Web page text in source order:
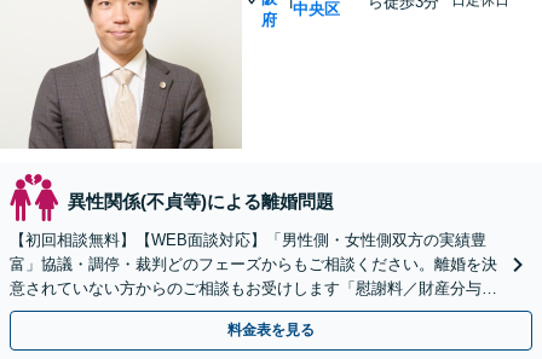
府
中央区
異性関係(不貞等)による離婚問題
【初回相談無料】【WEB面談対応】「男性側・女性側双方の実績豊
富」協議・調停・裁判どのフェーズからもご相談ください。離婚を決
意されていない方からのご相談もお受けします「慰謝料／財産分与／
養育費・面会交流／婚姻費用ほか」【休日・夜間相談可】
料金表を見る